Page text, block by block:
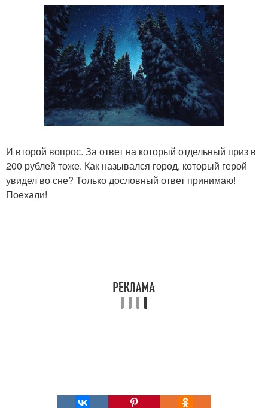
И второй вопрос. За ответ на который отдельный приз в
200 рублей тоже. Как назывался город, который герой
увидел во сне? Только дословный ответ принимаю!
Поехали!